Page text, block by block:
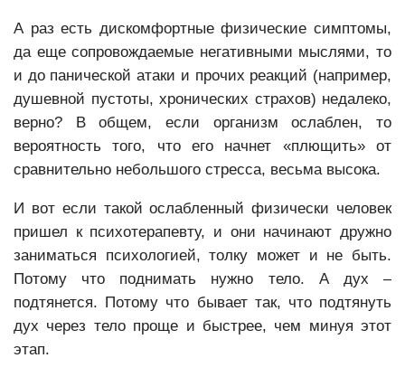
А раз есть дискомфортные физические симптомы,
да еще сопровождаемые негативными мыслями, то
и до панической атаки и прочих реакций (например,
душевной пустоты, хронических страхов) недалеко,
верно? В общем, если организм ослаблен, то
вероятность того, что его начнет «плющить» от
сравнительно небольшого стресса, весьма высока.
И вот если такой ослабленный физически человек
пришел к психотерапевту, и они начинают дружно
заниматься психологией, толку может и не быть.
Потому что поднимать нужно тело. А дух –
подтянется. Потому что бывает так, что подтянуть
дух через тело проще и быстрее, чем минуя этот
этап.